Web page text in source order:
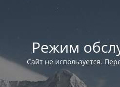
Режим
Сайт не используется.